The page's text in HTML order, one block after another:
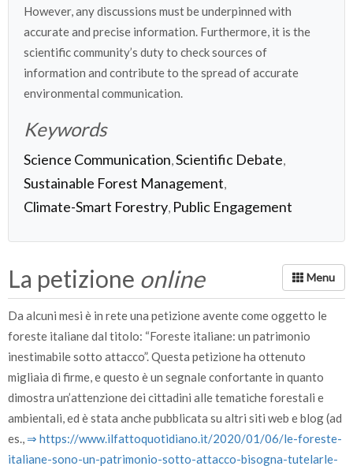
However, any discussions must be underpinned with
accurate and precise information. Furthermore, it is the
scientific community’s duty to check sources of
information and contribute to the spread of accurate
environmental communication.
Keywords
Science Communication,Scientific Debate,
Sustainable Forest Management,
Climate-Smart Forestry, Public Engagement
La petizione online
Da alcuni mesi è in rete una petizione avente come oggetto le
foreste italiane dal titolo: “Foreste italiane: un patrimonio
inestimabile sotto attacco”. Questa petizione ha ottenuto
migliaia di firme, e questo è un segnale confortante in quanto
dimostra un’attenzione dei cittadini alle tematiche forestali e
ambientali, ed è stata anche pubblicata su altri siti web e blog (ad
es.,⇒ https:/­/­www.ilfattoquotidiano.it/­2020/­01/­06/­le-foreste-
italiane-sono-un-patrimonio-sotto-attacco-bisogna-tutelarle-